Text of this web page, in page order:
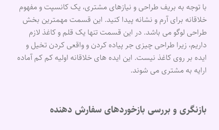
با توجه به بریف طراحی و نیازهای مشتری، یک کانسپت و مفهوم
خلاقانه برای آرم و نشانه پیدا کنید. این قسمت مهمترین بخش
طراحی لوگو می باشد. در این قسمت تنها یک قلم و کاغذ لازم
داریم، زیرا طراحی چیزی جر پیاده کردن و واقعی کردن تخیل و
ایده بر روی کاغذ نیست. این ایده های خلاقانه اولیه کم کم آماده
ارایه به مشتری می شوند.
بازنگری و بررسی بازخوردهای سفارش دهنده